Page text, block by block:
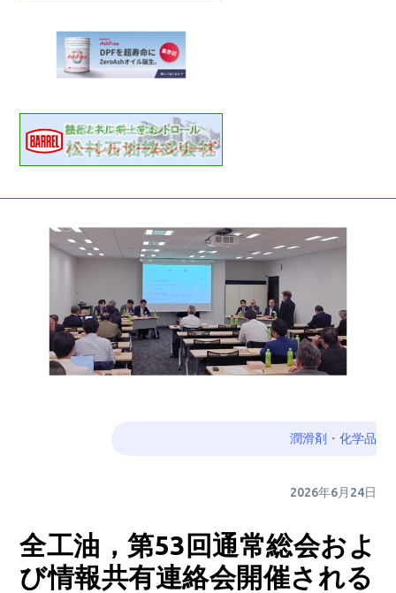
潤滑剤・化学品
2026年6月24日
全工油，第53回通常総会およ
び情報共有連絡会開催される